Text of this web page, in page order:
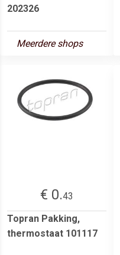
202326
Meerdere shops
€ 0.43
Topran Pakking,
thermostaat 101117